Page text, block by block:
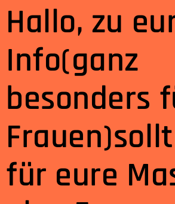
Hallo, zu
Info(ganz
besonders
für eure